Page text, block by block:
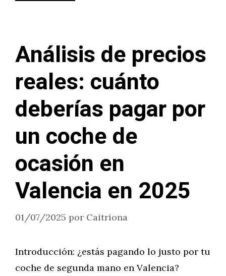
Análisis de precios
reales: cuánto
deberías pagar por
un coche de
ocasión en
Valencia en 2025
01/07/2025 por Caitriona
Introducción: ¿estás pagando lo justo por tu
coche de segunda mano en Valencia?